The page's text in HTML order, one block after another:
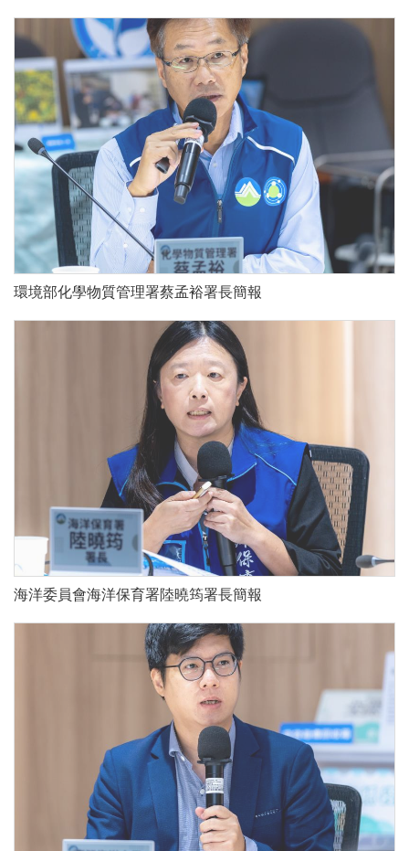
環境部化學物質管理署蔡孟裕署長簡報
海洋委員會海洋保育署陸曉筠署長簡報